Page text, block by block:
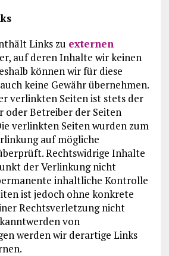
Links zu externen
auf deren Inhalte wir keinen
können wir für diese
keine Gewähr übernehmen.
verlinkten Seiten ist stets der
oder Betreiber der Seiten
verlinkten Seiten wurden zum
auf mögliche
Rechtswidrige Inhalte
der Verlinkung nicht
inhaltliche Kontrolle
ist jedoch ohne konkrete
Rechtsverletzung nicht
von
werden wir derartige Links